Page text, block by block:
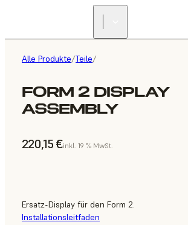
Alle Produkte/Teile/
FORM 2 DISPLAY
ASSEMBLY
220,15 €inkl. 19 % MwSt.
Ersatz-Display für den Form 2.
Installationsleitfaden